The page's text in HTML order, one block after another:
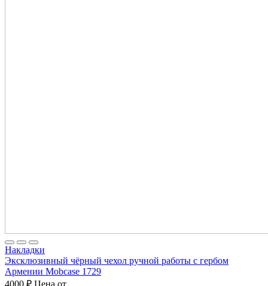
Накладки
Эксклюзивный чёрный чехол ручной работы с гербом
Армении Mobcase 1729
4000 ₽ Цена от